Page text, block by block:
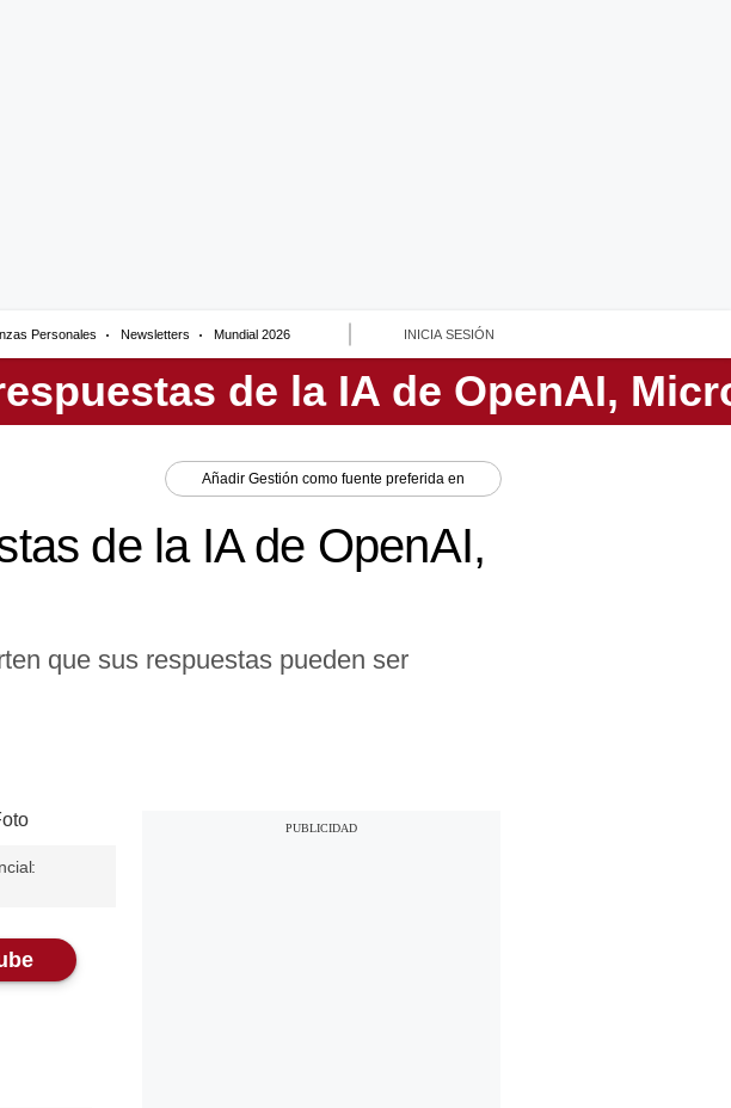
Personales Newsletters Mundial 2026 INICIA SESIÓN
Añadir Gestión como fuente preferida en
de la IA de OpenAI,
que sus respuestas pueden ser